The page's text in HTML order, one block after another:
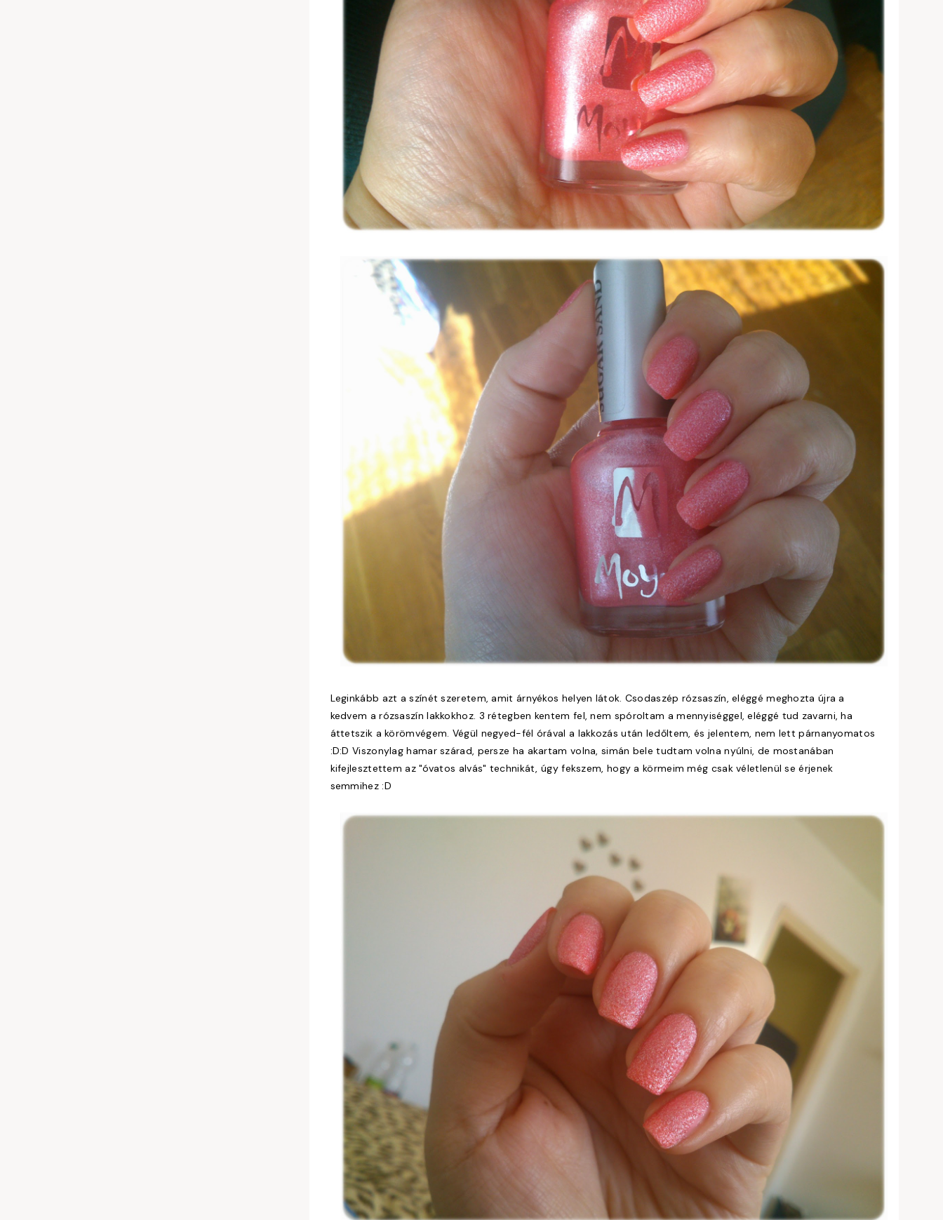
Leginkább azt a színét szeretem, amit árnyékos helyen látok. Csodaszép rózsaszín, eléggé meghozta újra a
kedvem a rózsaszín lakkokhoz. 3 rétegben kentem fel, nem spóroltam a mennyiséggel, eléggé tud zavarni, ha
áttetszik a körömvégem. Végül negyed-fél órával a lakkozás után ledőltem, és jelentem, nem lett párnanyomatos
:D:D Viszonylag hamar szárad, persze ha akartam volna, simán bele tudtam volna nyúlni, de mostanában
kifejlesztettem az "óvatos alvás" technikát, úgy fekszem, hogy a körmeim még csak véletlenül se érjenek
semmihez :D